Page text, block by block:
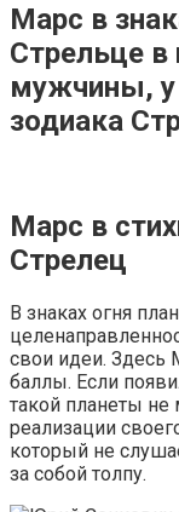
Марс в
Стрельце в
мужчины,
зодиака
Марс в
Стрелец
В знаках огня
свои идеи. Здесь
баллы. Если
такой планеты не
реализации
который не
за собой толпу.